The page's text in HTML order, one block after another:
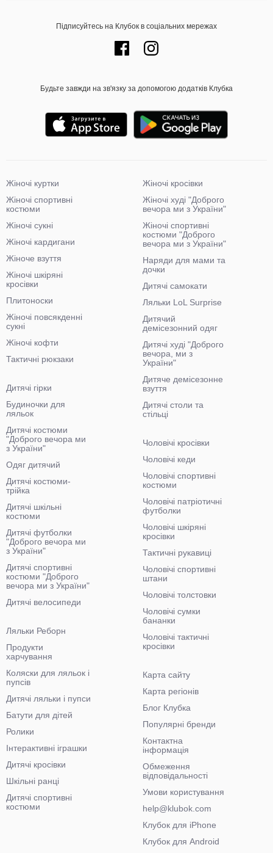
Підписуйтесь на Клубок в соціальних мережах
Будьте завжди на зв'язку за допомогою додатків Клубка
Жіночі куртки
Жіночі спортивні
костюми
Жіночі сукні
Жіночі кардигани
Жіноче взуття
Жіночі шкіряні
кросівки
Плитоноски
Жіночі повсякденні
сукні
Жіночі кофти
Тактичні рюкзаки
Жіночі кросівки
Жіночі худі "Доброго
вечора ми з України"
Жіночі спортивні
костюми "Доброго
вечора ми з України"
Наряди для мами та
дочки
Дитячі самокати
Ляльки LoL Surprise
Дитячий
демісезонний одяг
Дитячі худі "Доброго
вечора, ми з
України"
Дитяче демісезонне
взуття
Дитячі столи та
стільці
Дитячі гірки
Будиночки для
ляльок
Дитячі костюми
"Доброго вечора ми
з України"
Одяг дитячий
Дитячі костюми-
трійка
Дитячі шкільні
костюми
Дитячі футболки
"Доброго вечора ми
з України"
Дитячі спортивні
костюми "Доброго
вечора ми з України"
Дитячі велосипеди
Чоловічі кросівки
Чоловічі кеди
Чоловічі спортивні
костюми
Чоловічі патріотичні
футболки
Чоловічі шкіряні
кросівки
Тактичні рукавиці
Чоловічі спортивні
штани
Чоловічі толстовки
Чоловічі сумки
бананки
Чоловічі тактичні
кросівки
Ляльки Реборн
Продукти
харчування
Коляски для ляльок і
пупсів
Дитячі ляльки і пупси
Батути для дітей
Ролики
Інтерактивні іграшки
Дитячі кросівки
Шкільні ранці
Дитячі спортивні
костюми
Карта сайту
Карта регіонів
Блог Клубка
Популярні бренди
Контактна
інформація
Обмеження
відповідальності
Умови користування
help@klubok.com
Клубок для iPhone
Клубок для Android